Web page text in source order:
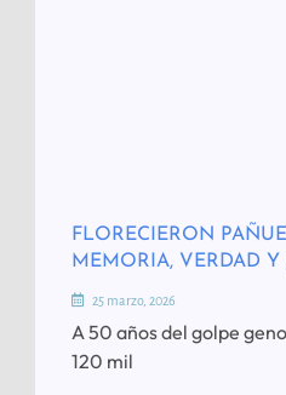
FLORECIERON
MEMORIA, VERDAD Y
25 marzo, 2026
A 50 años del golpe
120 mil